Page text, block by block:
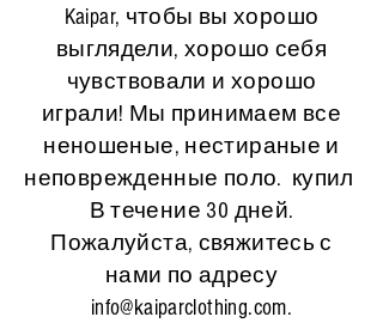
Kaipar, чтобы вы хорошо
выглядели, хорошо себя
чувствовали и хорошо
играли! Мы принимаем все
неношеные, нестираные и
неповрежденные поло. купил
В течение 30 дней.
Пожалуйста, свяжитесь с
нами по адресу
info@kaiparclothing.com.